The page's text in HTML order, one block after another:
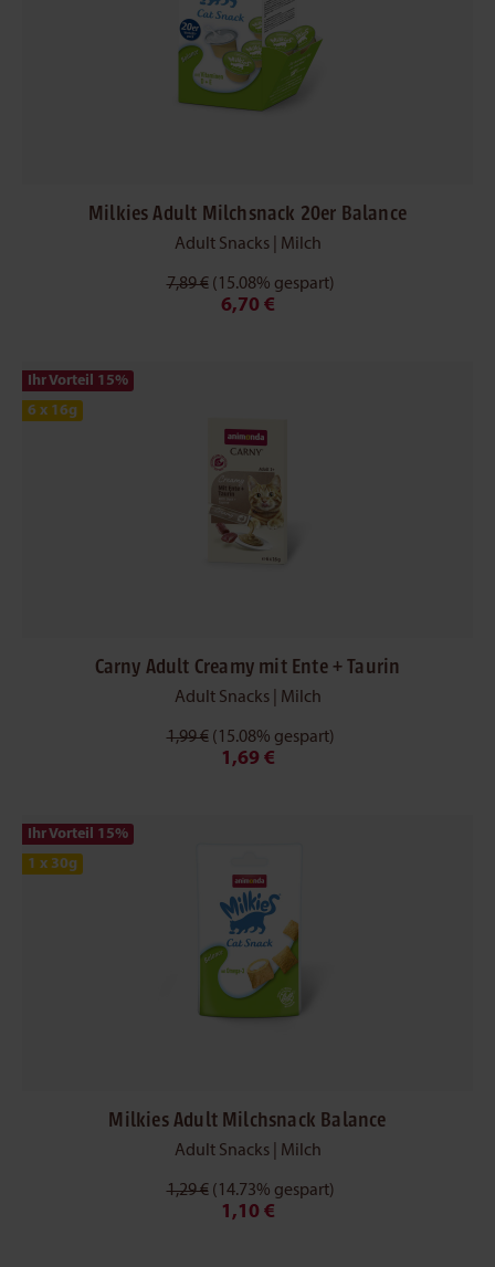
Milkies Adult Milchsnack 20er Balance
Adult Snacks | Milch
7,89 € (15.08% gespart)
6,70 €
Ihr Vorteil 15%
6 x 16g
Carny Adult Creamy mit Ente + Taurin
Adult Snacks | Milch
1,99 € (15.08% gespart)
1,69 €
Ihr Vorteil 15%
1 x 30g
Milkies Adult Milchsnack Balance
Adult Snacks | Milch
1,29 € (14.73% gespart)
1,10 €